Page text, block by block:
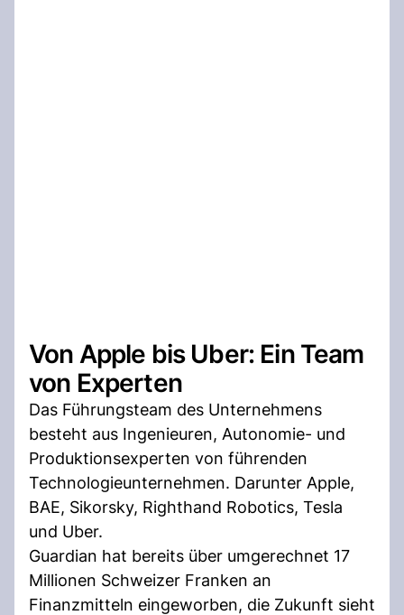
Von Apple bis Uber: Ein Team
von Experten
Das Führungsteam des Unternehmens
besteht aus Ingenieuren, Autonomie- und
Produktionsexperten von führenden
Technologieunternehmen. Darunter Apple,
BAE, Sikorsky, Righthand Robotics, Tesla
und Uber.
Guardian hat bereits über umgerechnet 17
Millionen Schweizer Franken an
Finanzmitteln eingeworben, die Zukunft sieht